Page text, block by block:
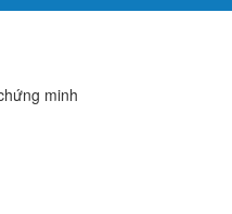
minh